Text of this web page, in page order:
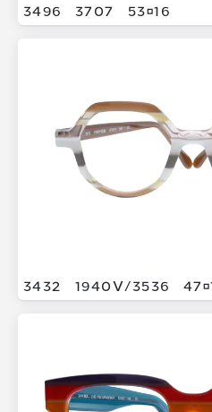
3496 3707 5316
3432 1940V/3536